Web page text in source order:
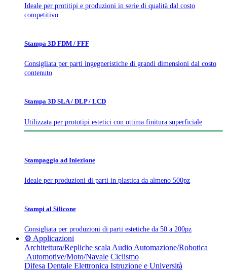
Ideale per protitipi e produzioni in serie di qualità dal costo
competitivo
Stampa 3D FDM / FFF
Consigliata per parti ingegneristiche di grandi dimensioni dal costo
contenuto
Stampa 3D SLA / DLP / LCD
Utilizzata per prototipi estetici con ottima finitura superficiale
Stampaggio ad Iniezione
Ideale per produzioni di parti in plastica da almeno 500pz
Stampi al Silicone
Consigliata per produzioni di parti estetiche da 50 a 200pz
⚙️ Applicazioni
Architettura/Repliche scala Audio Automazione/Robotica
Automotive/Moto/Navale Ciclismo
Difesa Dentale Elettronica Istruzione e Università